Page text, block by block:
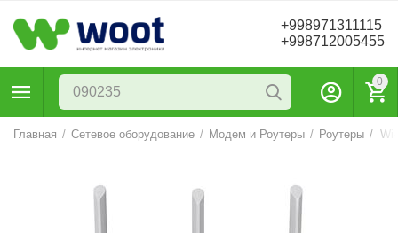
+998971311115
+998712005455
0
Главная / Сетевое оборудование / Модем и Роутеры / Роутеры /